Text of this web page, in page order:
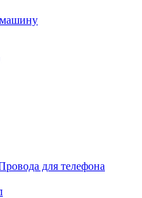
машину
для телефона